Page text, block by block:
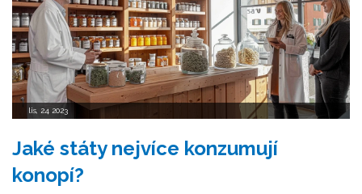
lis, 24 2023
Jaké státy nejvíce konzumují
konopí?